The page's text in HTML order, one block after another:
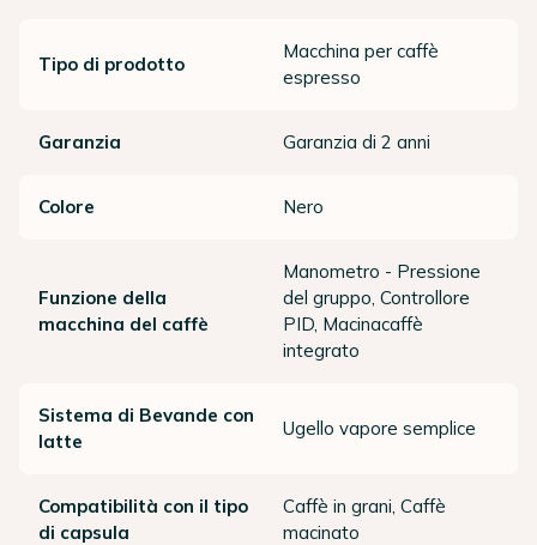
Tipo di prodotto
Macchina per caffè
espresso
Garanzia Garanzia di 2 anni
Colore Nero
Funzione della
macchina del caffè
Manometro - Pressione
del gruppo, Controllore
PID, Macinacaffè
integrato
Sistema di Bevande con
latte
Ugello vapore semplice
Compatibilità con il tipo
di capsula
Caffè in grani, Caffè
macinato